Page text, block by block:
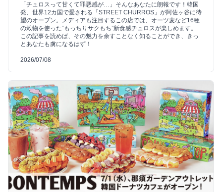
「チュロスって甘くて罪悪感が…」そんなあなたに朗報です！韓国
発、世界12カ国で愛される「STREET CHURROS」が阿佐ヶ谷に待
望のオープン。メディアも注目するこの店では、オーツ麦など16種
の穀物を使った“もっちりサクもち”新食感チュロスが楽しめます。
この記事を読めば、その魅力を余すことなく知ることができ、きっ
とあなたも虜になるはず！
2026/07/08